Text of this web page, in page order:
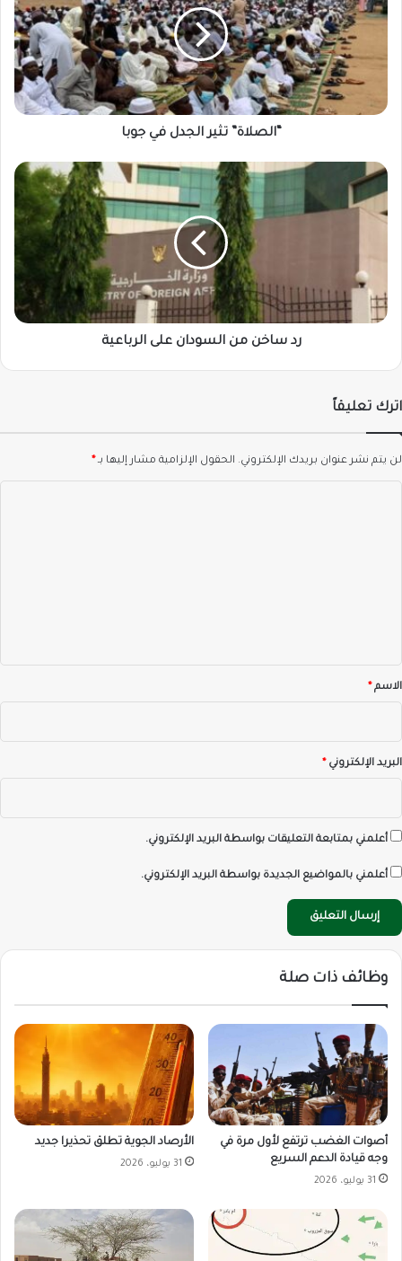
في
“الصلاة” تثير الجدل في جوبا
رد
ساخن
من
السودان
رد ساخن من السودان على الرباعية
اترك تعليقاً
لن يتم نشر عنوان بريدك الإلكتروني. الحقول الإلزامية مشار إليها بـ*
*الاسم*
البريد الإلكتروني*
أعلمني بمتابعة التعليقات بواسطة البريد الإلكتروني.
أعلمني بالمواضيع الجديدة بواسطة البريد الإلكتروني.
وظائف ذات صلة
أصوات الغضب ترتفع لأول مرة في
وجه قيادة الدعم السريع
31 يوليو، 2026
الأرصاد الجوية تطلق تحذيرا جديد
31 يوليو، 2026